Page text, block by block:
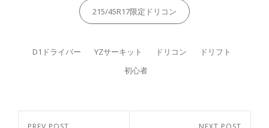
Categories
215/45R17限定ドリコン
Tags,
D1ドライバー YZサーキット ドリコン
ドリフト
初心者
投